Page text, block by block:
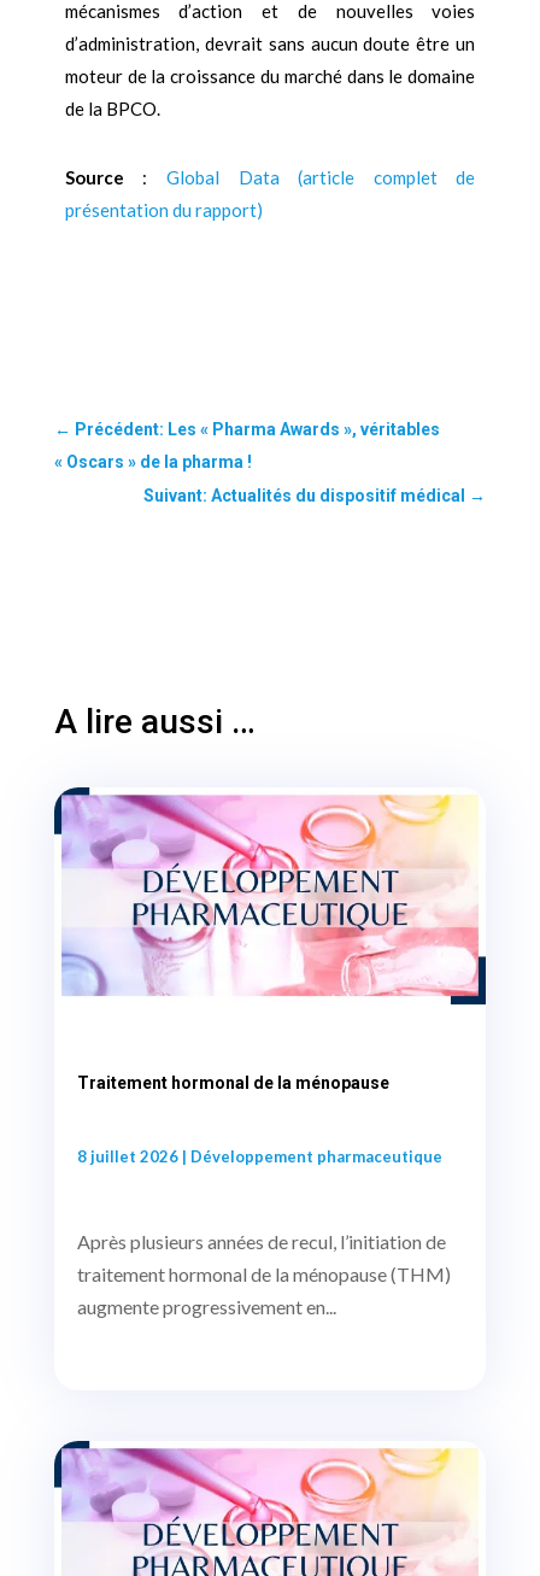
mécanismes d’action et de nouvelles voies
d’administration, devrait sans aucun doute être un
moteur de la croissance du marché dans le domaine
de la BPCO.
Source : Global Data (article complet de
présentation du rapport)
← Précédent: Les « Pharma Awards », véritables
« Oscars » de la pharma !
Suivant: Actualités du dispositif médical →
A lire aussi …
Traitement hormonal de la ménopause
8 juillet 2026| Développement pharmaceutique
Après plusieurs années de recul, l’initiation de
traitement hormonal de la ménopause (THM)
augmente progressivement en...